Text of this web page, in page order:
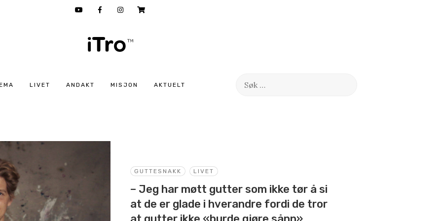
LIVET ANDAKT MISJON AKTUELT
Søk
GUTTESNAKK LIVET
– Jeg har møtt gutter som ikke tør å si
at de er glade i hverandre fordi de tror